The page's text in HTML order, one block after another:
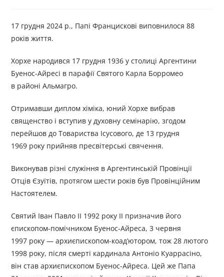
17 грудня 2024 р., Папі Францискові виповнилося 88
років життя.
Хорхе народився 17 грудня 1936 у столиці Аргентини
Буенос-Айресі в парафії Святого Карла Борромео
в районі Альмагро.
Отримавши диплом хіміка, юний Хорхе вибрав
священство і вступив у духовну семінарію, згодом
перейшов до Товариства Ісусового, де 13 грудня
1969 року прийняв пресвітерські свячення.
Виконував різні служіння в Аргентинській Провінції
Отців Єзуїтів, протягом шести років був Провінційним
Настоятелем.
Святий Іван Павло ІІ 1992 року ІІ призначив його
єпископом-помічником Буенос-Айреса, 3 червня
1997 року — архиєпископом-коад’ютором, тож 28 лютого
1998 року, після смерті кардинала Антоніо Куаррасіно,
він став архиєпископом Буенос-Айреса. Цей же Папа